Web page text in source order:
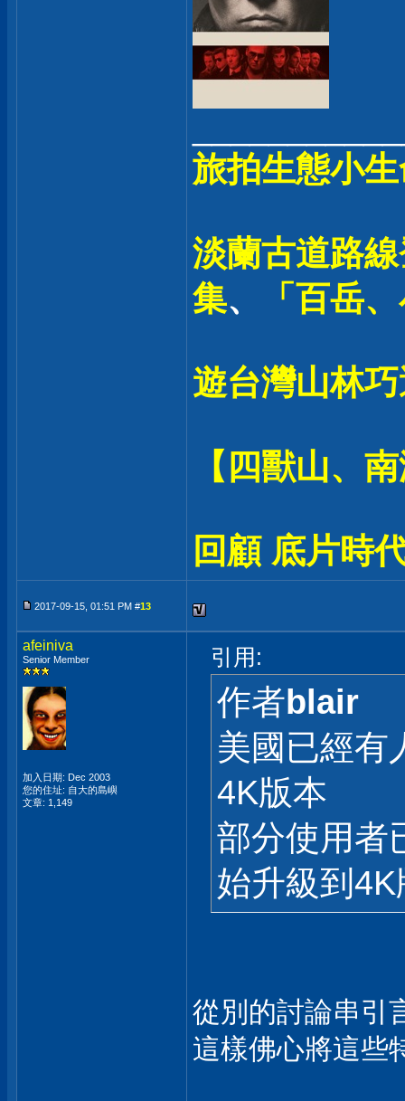
旅拍生態小
淡蘭古道路
集、 「百岳
遊台灣山林
【四獸山、
回顧 底片時
2017-09-15, 01:51 PM #13
afeiniva
Senior Member
加入日期: Dec 2003
您的住址: 自大的島嶼
文章: 1,149
引用:
作者blair
美國已經有
4K版本
部分使用者
始升級到
從別的討論串引
這樣佛心將這些